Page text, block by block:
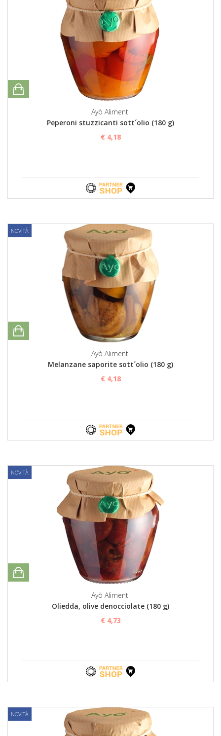
Ayò Alimenti
Peperoni stuzzicanti sott´olio (180 g)
€ 4,18
NOVITÀ
Ayò Alimenti
Melanzane saporite sott´olio (180 g)
€ 4,18
NOVITÀ
Ayò Alimenti
Oliedda, olive denocciolate (180 g)
€ 4,73
NOVITÀ